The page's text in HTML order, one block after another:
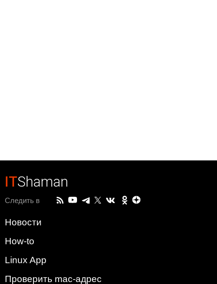
ITShaman
Следить в
Новости
How-to
Linux App
Проверить mac-адрес